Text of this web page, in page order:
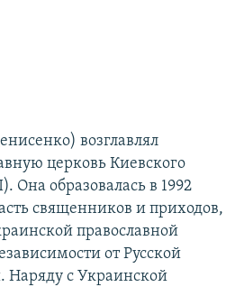
возглавлял
церковь Киевского
Она образовалась в 1992
священников и приходов,
православной
от Русской
Наряду с Украинской